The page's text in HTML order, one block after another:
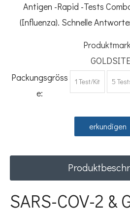
Antigen -Rapid -Tests
(Influenza). Schnelle
GOLDSITE
Packungsgröss
e:
1 Test/Kit 5
erkundigen
SARS-COV-2 &